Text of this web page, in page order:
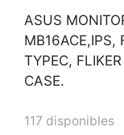
ASUS
TYPEC,
CASE.
117 disponibles